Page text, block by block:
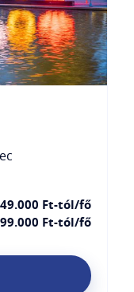
Ft-tól/fő
Ft-tól/fő